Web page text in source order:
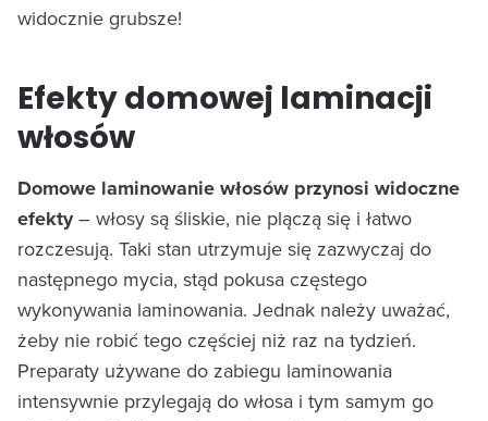
widocznie grubsze!
Efekty domowej laminacji
włosów
Domowe laminowanie włosów przynosi widoczne
efekty– włosy są śliskie, nie plączą się i łatwo
rozczesują. Taki stan utrzymuje się zazwyczaj do
następnego mycia, stąd pokusa częstego
wykonywania laminowania. Jednak należy uważać,
żeby nie robić tego częściej niż raz na tydzień.
Preparaty używane do zabiegu laminowania
intensywnie przylegają do włosa i tym samym go